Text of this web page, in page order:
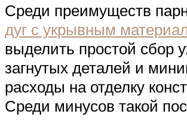
Среди преимуществ
дуг с укрывным
выделить простой сбор
загнутых деталей и
расходы на отделку
Среди минусов такой